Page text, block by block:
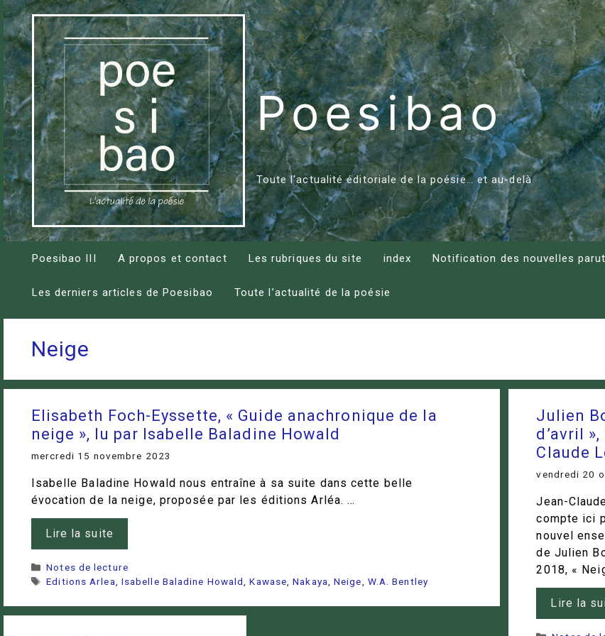
Aller
au
contenu
Poesibao
Toute l'actualité éditoriale de la poésie… et au-delà
Poesibao III A propos et contact Les rubriques du site index Notification des nouvelles
Les derniers articles de Poesibao Toute l’actualité de la poésie
Neige
Elisabeth Foch-Eyssette, « Guide anachronique de la
neige », lu par Isabelle Baladine Howald
mercredi 15 novembre 2023
Isabelle Baladine Howald nous entraîne à sa suite dans cette belle
évocation de la neige, proposée par les éditions Arléa. …
Lire la suite
Catégories
Notes de lecture
Étiquettes
Editions Arlea Isabelle Baladine Howald ,Kawase ,Nakaya ,Neige W.A. Bentley
Julien
d’avril
Claude
vendredi 20
Jean-
compte ici
nouvel
de Julien
2018, «
Lire la